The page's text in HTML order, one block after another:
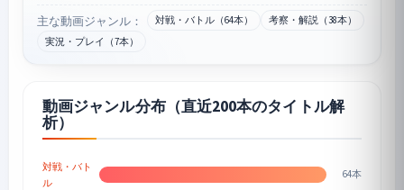
主な動画ジャンル： 対戦・バトル（64本）
考察・解説（38本）
実況・プレイ（7本）
動画ジャンル分布（直近200本のタイトル解
析）
対戦・バト
ル
64本